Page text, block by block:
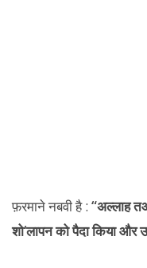
फ़रमाने नबवी है : “अल्लाह
शो‘लापन को पैदा किया और